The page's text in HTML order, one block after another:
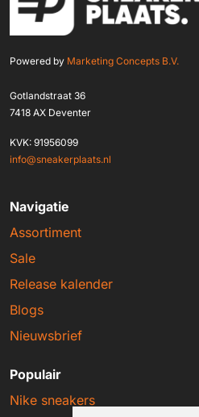
Powered by Marketing Concepts B.V.
Gotlandstraat 36
7418 AX Deventer
KVK: 91956099
info@sneakerplaats.nl
Navigatie
Assortiment
Sale
Release kalender
Blogs
Nieuwsbrief
Populair
Nike sneakers